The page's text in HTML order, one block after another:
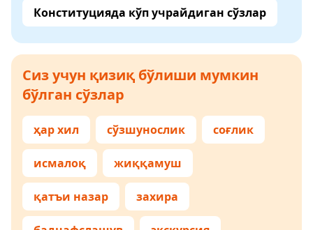
Конституцияда кўп учрайдиган сўзлар
Сиз учун қизиқ бўлиши мумкин
бўлган сўзлар
ҳар хил сўзшунослик соғлик
исмалоқ жиққамуш
қатъи назар захира